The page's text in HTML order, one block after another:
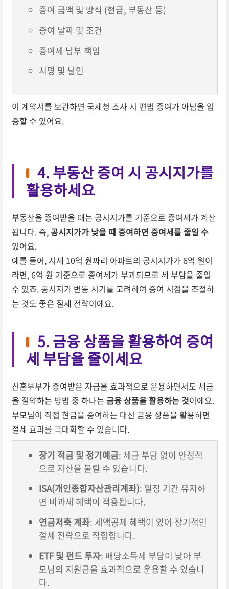
증여 금액 및 방식 (현금, 부동산 등)
증여 날짜 및 조건
증여세 납부 책임
서명 및 날인
이 계약서를 보관하면 국세청 조사 시 편법 증여가 아님을 입
증할 수 있어요.
4. 부동산 증여 시 공시지가를
활용하세요
부동산을 증여받을 때는 공시지가를 기준으로 증여세가 계산
됩니다. 즉, 공시지가가 낮을 때 증여하면 증여세를 줄일 수
있어요.
예를 들어, 시세 10억 원짜리 아파트의 공시지가가 6억 원이
라면, 6억 원 기준으로 증여세가 부과되므로 세 부담을 줄일
수 있죠. 공시지가 변동 시기를 고려하여 증여 시점을 조절하
는 것도 좋은 절세 전략이에요.
5. 금융 상품을 활용하여 증여
세 부담을 줄이세요
신혼부부가 증여받은 자금을 효과적으로 운용하면서도 세금
을 절약하는 방법 중 하나는 금융 상품을 활용하는 것이에요.
부모님이 직접 현금을 증여하는 대신 금융 상품을 활용하면
절세 효과를 극대화할 수 있습니다.
장기 적금 및 정기예금: 세금 부담 없이 안정적
으로 자산을 불릴 수 있습니다.
ISA(개인종합자산관리계좌): 일정 기간 유지하
면 비과세 혜택이 적용됩니다.
연금저축 계좌: 세액공제 혜택이 있어 장기적인
절세 전략으로 적합합니다.
ETF 및 펀드 투자: 배당소득세 부담이 낮아 부
모님의 지원금을 효과적으로 운용할 수 있습니
다.